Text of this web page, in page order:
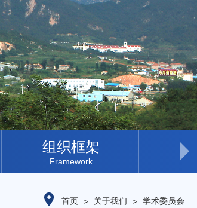
组织框架
Framework
现
首页 关于我们 学术委员会